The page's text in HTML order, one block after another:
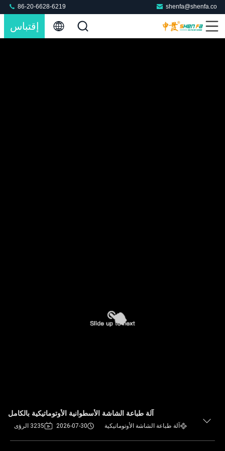
shenfa@shenfa.co
86-20-6628-6219
إقتباس
آلة طباعة الشاشة الأسطوانية الأوتوماتيكية بالكامل
آلة طباعة الشاشة الأوتوماتيكية 2026-07-30 3235 الرؤى